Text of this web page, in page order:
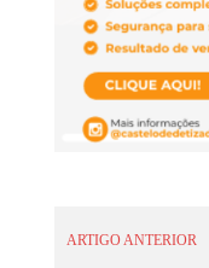
ARTIGO ANTERIOR